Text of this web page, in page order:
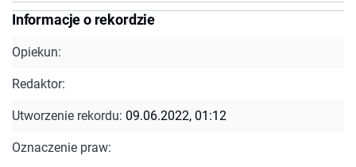
Informacje o rekordzie
Opiekun:
Redaktor:
Utworzenie rekordu: 09.06.2022, 01:12
Oznaczenie praw: